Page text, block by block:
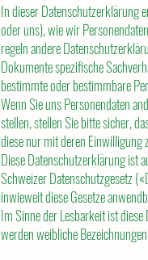
In dieser Datenschutzerklärung
oder uns), wie wir
regeln andere
Dokumente spezifische
bestimmte oder bestimmbare
Wenn Sie uns Personendaten
stellen, stellen Sie bitte sicher,
diese nur mit deren
Diese Datenschutzerklärung ist
Schweizer Datenschutzgesetz
inwieweit diese Gesetze
Im Sinne der Lesbarkeit ist
werden weibliche